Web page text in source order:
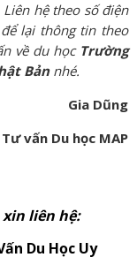
hệ theo số điện
lại thông tin theo
về du học Trường
Bảnnhé.
Gia Dũng
Tư vấn Du học MAP
liên hệ:
Du Học Uy